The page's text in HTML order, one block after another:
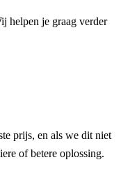
helpen je graag verder
prijs, en als we dit niet
of betere oplossing.